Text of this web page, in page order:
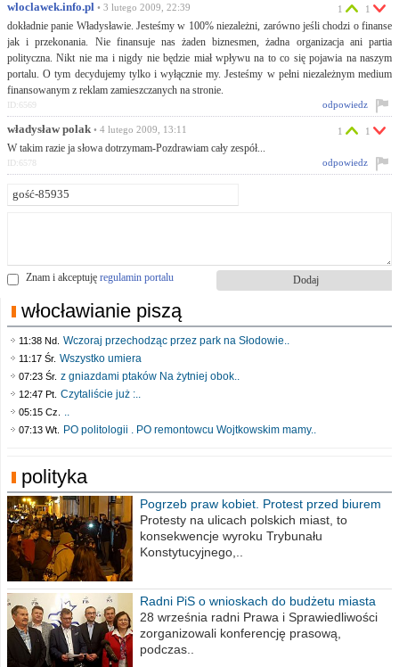
wloclawek.info.pl • 3 lutego 2009, 22:39
dokładnie panie Władysławie. Jesteśmy w 100% niezależni, zarówno jeśli chodzi o finanse
jak i przekonania. Nie finansuje nas żaden biznesmen, żadna organizacja ani partia
polityczna. Nikt nie ma i nigdy nie będzie miał wpływu na to co się pojawia na naszym
portalu. O tym decydujemy tylko i wyłącznie my. Jesteśmy w pełni niezależnym medium
finansowanym z reklam zamieszczanych na stronie.
1 1
odpowiedz
ID:6569
władysław polak • 4 lutego 2009, 13:11
W takim razie ja słowa dotrzymam-Pozdrawiam cały zespół...
1 1
odpowiedz
ID:6578
Znam i akceptuję regulamin portalu
włocławianie piszą
11:38 Nd. Wczoraj przechodząc przez park na Słodowie..
11:17 Śr. Wszystko umiera
07:23 Śr. z gniazdami ptaków Na żytniej obok..
12:47 Pt. Czytaliście już :..
05:15 Cz. ..
07:13 Wt. PO politologii . PO remontowcu Wojtkowskim mamy..
polityka
Pogrzeb praw kobiet. Protest przed biurem
poselskim PiS
Protesty na ulicach polskich miast, to
konsekwencje wyroku Trybunału
Konstytucyjnego,..
Radni PiS o wnioskach do budżetu miasta
na 2021 rok
28 września radni Prawa i Sprawiedliwości
zorganizowali konferencję prasową,
podczas..